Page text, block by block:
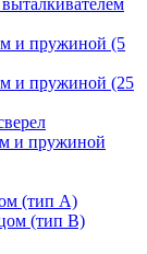
и пружиной (5
и пружиной (25
и пружиной
(тип А)
(тип В)